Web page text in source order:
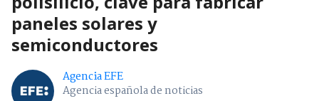
paneles solares y
semiconductores
Agencia EFE
Agencia española de noticias